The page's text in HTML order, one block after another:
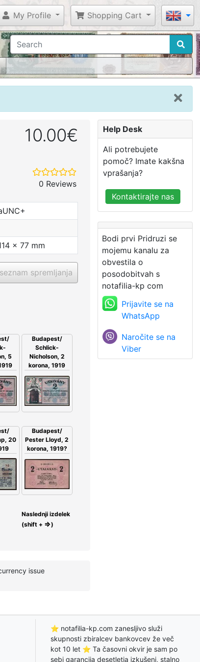
My Profile Shopping Cart
10.00€
0 Reviews
x 77 mm
spremljanja
5
Budapest/
Schlick-
Nicholson, 2
korona, 1919
20
Budapest/
Pester Lloyd, 2
korona, 1919?
Naslednji izdelek
(shift + ⇒)
issue
Help Desk
Ali potrebujete
pomoč? Imate kakšna
vprašanja?
Kontaktirajte nas
Bodi prvi Pridruzi se
mojemu kanalu za
obvestila o
posodobitvah s
notafilia-kp com
Prijavite se na
WhatsApp
Naročite se na
Viber
⭐ notafilia-kp.com zanesljivo služi
skupnosti zbiralcev bankovcev že več
kot 10 let ⭐ Ta časovni okvir je sam po
sebi garancija desetletja izkušenj, stalno